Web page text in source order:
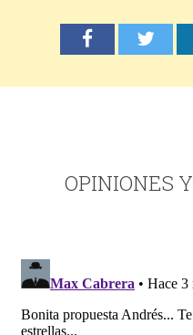
OPINIONES